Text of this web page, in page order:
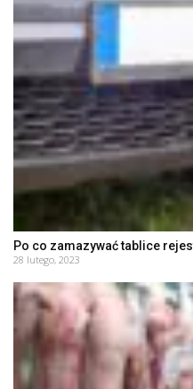
Po co zamazywać tablice
28 lutego, 2023